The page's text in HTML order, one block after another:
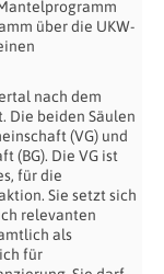
über die UKW-
nach dem
Die beiden Säulen
(VG) und
(BG). Die VG ist
für die
Sie setzt sich
relevanten
als
für